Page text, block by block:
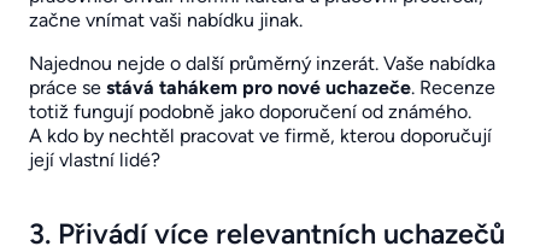
začne vnímat vaši nabídku jinak.
Najednou nejde o další průměrný inzerát. Vaše nabídka
práce se stává tahákem pro nové uchazeče. Recenze
totiž fungují podobně jako doporučení od známého.
A kdo by nechtěl pracovat ve firmě, kterou doporučují
její vlastní lidé?
3. Přivádí více relevantních uchazečů